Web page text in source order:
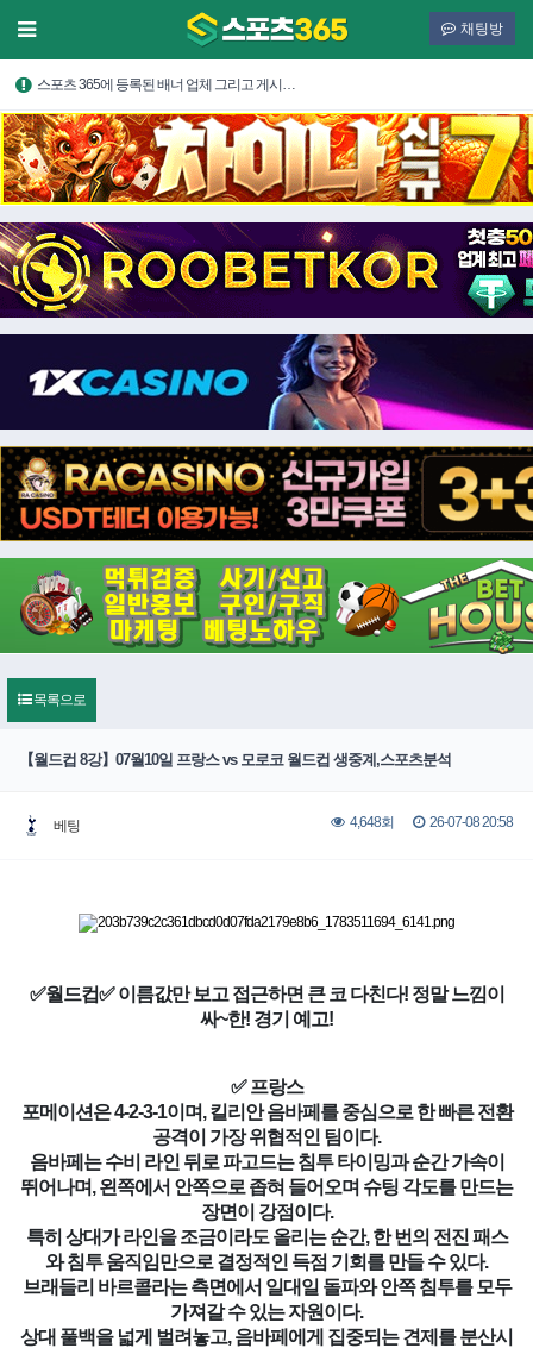
채팅방
스포츠 365에 등록된 배너 업체 그리고 게시…
목록으로
【월드컵 8강】07월10일 프랑스 vs 모로코 월드컵 생중계,스포츠분석
베팅 4,648회 26-07-08 20:58
✅월드컵✅ 이름값만 보고 접근하면 큰 코 다친다! 정말 느낌이
싸~한! 경기 예고!
✅ 프랑스
포메이션은 4-2-3-1이며, 킬리안 음바페를 중심으로 한 빠른 전환
공격이 가장 위협적인 팀이다.
음바페는 수비 라인 뒤로 파고드는 침투 타이밍과 순간 가속이
뛰어나며, 왼쪽에서 안쪽으로 좁혀 들어오며 슈팅 각도를 만드는
장면이 강점이다.
특히 상대가 라인을 조금이라도 올리는 순간, 한 번의 전진 패스
와 침투 움직임만으로 결정적인 득점 기회를 만들 수 있다.
브래들리 바르콜라는 측면에서 일대일 돌파와 안쪽 침투를 모두
가져갈 수 있는 자원이다.
상대 풀백을 넓게 벌려놓고, 음바페에게 집중되는 견제를 분산시